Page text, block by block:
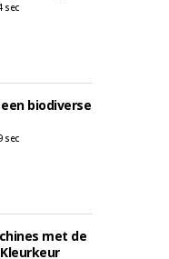
sec
biodiverse
sec
met de